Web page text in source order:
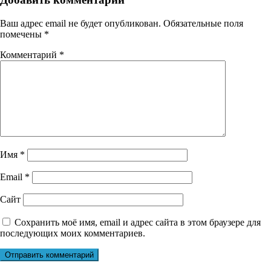
Ваш адрес email не будет опубликован. Обязательные поля
помечены *
Комментарий *
Имя *
Email *
Сайт
Сохранить моё имя, email и адрес сайта в этом браузере для
последующих моих комментариев.